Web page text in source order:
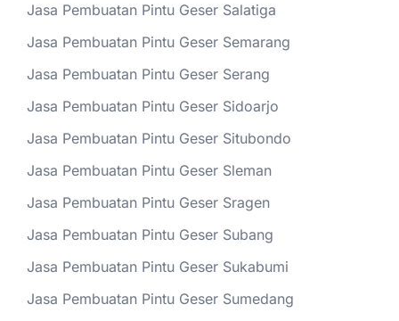
Jasa Pembuatan Pintu Geser Salatiga
Jasa Pembuatan Pintu Geser Semarang
Jasa Pembuatan Pintu Geser Serang
Jasa Pembuatan Pintu Geser Sidoarjo
Jasa Pembuatan Pintu Geser Situbondo
Jasa Pembuatan Pintu Geser Sleman
Jasa Pembuatan Pintu Geser Sragen
Jasa Pembuatan Pintu Geser Subang
Jasa Pembuatan Pintu Geser Sukabumi
Jasa Pembuatan Pintu Geser Sumedang